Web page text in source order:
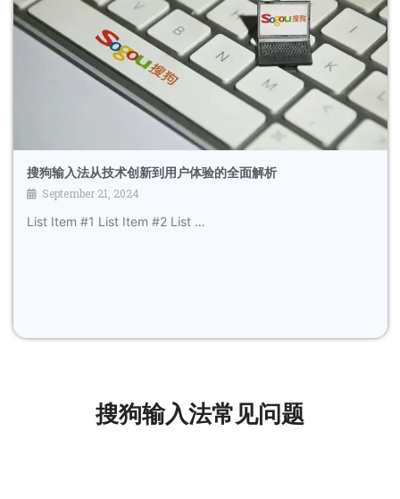
搜狗输入法从技术创新到用户体验的全面解析
September 21, 2024
List Item #1 List Item #2 List …
搜狗输入法常见问题